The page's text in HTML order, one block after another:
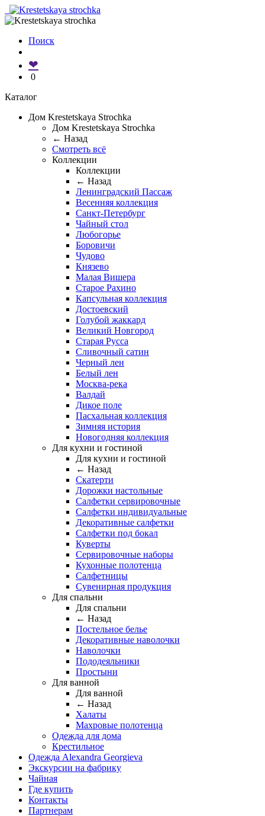
Поиск
❤
0
Каталог
Дом Krestetskaya Strochka
Дом Krestetskaya Strochka
← Назад
Смотреть всё
Коллекции
Коллекции
← Назад
Ленинградский Пассаж
Весенняя коллекция
Санкт-Петербург
Чайный стол
Любогорье
Боровичи
Чудово
Князево
Малая Вишера
Старое Рахино
Капсульная коллекция
Достоевский
Голубой жаккард
Великий Новгород
Старая Русса
Сливочный сатин
Черный лен
Белый лен
Москва-река
Валдай
Дикое поле
Пасхальная коллекция
Зимняя история
Новогодняя коллекция
Для кухни и гостиной
Для кухни и гостиной
← Назад
Скатерти
Дорожки настольные
Салфетки сервировочные
Салфетки индивидуальные
Декоративные салфетки
Салфетки под бокал
Куверты
Сервировочные наборы
Кухонные полотенца
Салфетницы
Сувенирная продукция
Для спальни
Для спальни
← Назад
Постельное белье
Декоративные наволочки
Наволочки
Пододеяльники
Простыни
Для ванной
Для ванной
← Назад
Халаты
Махровые полотенца
Одежда для дома
Крестильное
Одежда Alexandra Georgieva
Экскурсии на фабрику
Чайная
Где купить
Контакты
Партнерам